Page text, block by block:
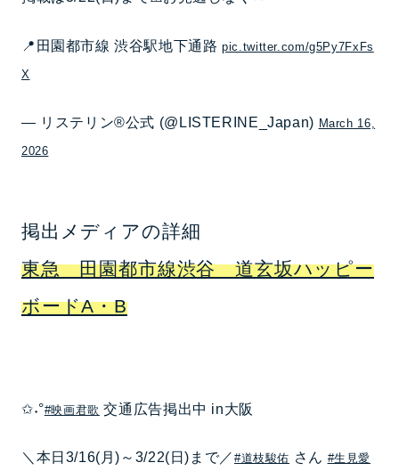
📍田園都市線 渋谷駅地下通路pic.twitter.com/g5Py7FxFs
X
— リステリン®公式 (@LISTERINE_Japan) March 16,
2026
掲出メディアの詳細
東急 田園都市線渋谷 道玄坂ハッピー
ボードA・B
✩˖°#映画君歌 交通広告掲出中 in大阪
＼本日3/16(月)～3/22(日)まで／ #道枝駿佑 さん #生見愛